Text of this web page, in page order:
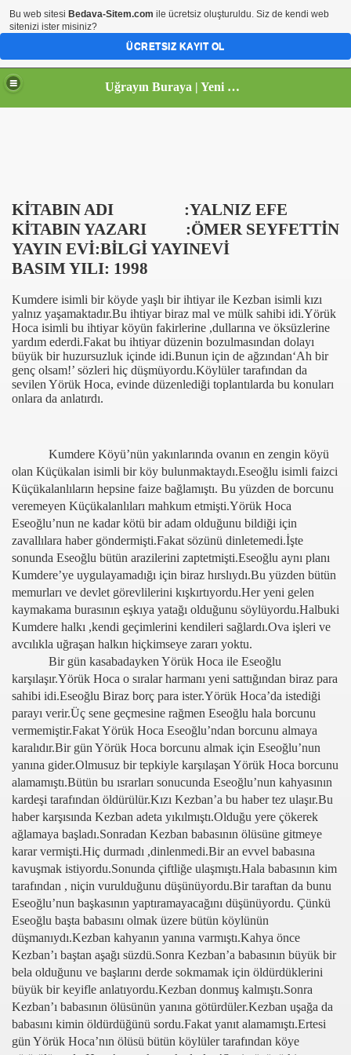
Uğrayın Buraya | Yeni uğrak adresiniz...
KİTABIN ADI
:YALNIZ EFE
KİTABIN YAZARI
:ÖMER SEYFETTİN
YAYIN EVİ:BİLGİ YAYINEVİ
BASIM YILI: 1998
Kumdere isimli bir köyde yaşlı bir ihtiyar ile Kezban isimli kızı
yalnız yaşamaktadır.Bu ihtiyar biraz mal ve mülk sahibi idi.Yörük
Hoca isimli bu ihtiyar köyün fakirlerine ,dullarına ve öksüzlerine
yardım ederdi.Fakat bu ihtiyar düzenin bozulmasından dolayı
büyük bir huzursuzluk içinde idi.Bunun için de ağzından‘Ah bir
genç olsam!’ sözleri hiç düşmüyordu.Köylüler tarafından da
sevilen Yörük Hoca, evinde düzenlediği toplantılarda bu konuları
onlara da anlatırdı.
Kumdere Köyü’nün yakınlarında ovanın en zengin köyü
olan Küçükalan isimli bir köy bulunmaktaydı.Eseoğlu isimli faizci
Küçükalanlıların hepsine faize bağlamıştı. Bu yüzden de borcunu
veremeyen Küçükalanlıları mahkum etmişti.Yörük Hoca
Eseoğlu’nun ne kadar kötü bir adam olduğunu bildiği için
zavallılara haber göndermişti.Fakat sözünü dinletemedi.İşte
sonunda Eseoğlu bütün arazilerini zaptetmişti.Eseoğlu aynı planı
Kumdere’ye uygulayamadığı için biraz hırslıydı.Bu yüzden bütün
memurları ve devlet görevlilerini kışkırtıyordu.Her yeni gelen
kaymakama burasının eşkıya yatağı olduğunu söylüyordu.Halbuki
Kumdere halkı ,kendi geçimlerini kendileri sağlardı.Ova işleri ve
avcılıkla uğraşan halkın hiçkimseye zararı yoktu.
Bir gün kasabadayken Yörük Hoca ile Eseoğlu
karşılaşır.Yörük Hoca o sıralar harmanı yeni sattığından biraz para
sahibi idi.Eseoğlu Biraz borç para ister.Yörük Hoca’da istediği
parayı verir.Üç sene geçmesine rağmen Eseoğlu hala borcunu
vermemiştir.Fakat Yörük Hoca Eseoğlu’ndan borcunu almaya
karalıdır.Bir gün Yörük Hoca borcunu almak için Eseoğlu’nun
yanına gider.Olmusuz bir tepkiyle karşılaşan Yörük Hoca borcunu
alamamıştı.Bütün bu ısrarları sonucunda Eseoğlu’nun kahyasının
kardeşi tarafından öldürülür.Kızı Kezban’a bu haber tez ulaşır.Bu
haber karşısında Kezban adeta yıkılmıştı.Olduğu yere çökerek
ağlamaya başladı.Sonradan Kezban babasının ölüsüne gitmeye
karar vermişti.Hiç durmadı ,dinlenmedi.Bir an evvel babasına
kavuşmak istiyordu.Sonunda çiftliğe ulaşmıştı.Hala babasının kim
tarafından , niçin vurulduğunu düşünüyordu.Bir taraftan da bunu
Eseoğlu’nun başkasının yaptıramayacağını düşünüyordu. Çünkü
Eseoğlu başta babasını olmak üzere bütün köylünün
düşmanıydı.Kezban kahyanın yanına varmıştı.Kahya önce
Kezban’ı baştan aşağı süzdü.Sonra Kezban’a babasının büyük bir
bela olduğunu ve başlarını derde sokmamak için öldürdüklerini
büyük bir keyifle anlatıyordu.Kezban donmuş kalmıştı.Sonra
Kezban’ı babasının ölüsünün yanına götürdüler.Kezban uşağa da
babasını kimin öldürdüğünü sordu.Fakat yanıt alamamıştı.Ertesi
gün Yörük Hoca’nın ölüsü bütün köylüler tarafından köye
Bu web sitesi Bedava-Sitem.com ile ücretsiz oluşturuldu. Siz de kendi web
sitenizi ister misiniz?
ÜCRETSIZ KAYIT OL